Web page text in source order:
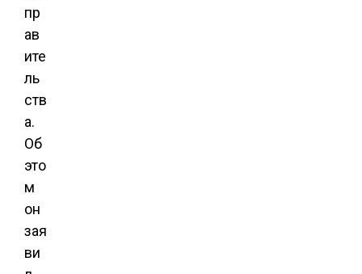
пр
ав
ите
ль
ств
а.
Об
это
м
он
зая
ви